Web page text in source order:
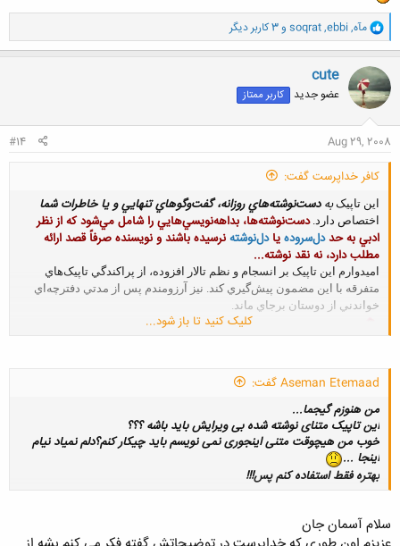
و
ا
ک
ن
ش
ه
ا
مآه,
ebbi
,
soqrat و 3 کاربر دیگر
cute
عضو جدید کاربر ممتاز
Aug 29, 2008
#14
کافر خداپرست گفت:
اين تاپيکبهدست‌نوشته‌هاي روزانه، گفت‌وگو‌هاي تنهايي و يا خاطرات شما
اختصاص دارد.دست‌نوشته‌ها، بداهه‌نويسي‌هايي را شامل مي‌شود که از نظر
ادبي به حددل‌سرودهيادل‌نوشتهنرسيده باشند و نويسنده صرفاً قصد ارائه
مطلب دارد، نه نقد نوشته...
اميدوارم اين تاپيک بر انسجام و نظم تالار افزوده، از پراکندگي تاپيک‌هاي
متفرقه با اين مضمون پيش‌گيري کند. نيز آرزومندم پس از مدتي دفترچه‌اي
خواندني از دوستان برجاي ماند.
کلیک کنید تا باز شود...
Aseman Etemaad گفت:
من هنوزم گیجما...
این تاپیک متنای نوشته شده بی ویرایش باید باشه ؟؟؟
خوب من هیچوقت متنی اینجوری نمی نویسم باید چیکار کنم؟دلم نمیاد نیام
اینجا ...
بهتره فقط استفاده کنم پس!!!
سلام آسمان جان